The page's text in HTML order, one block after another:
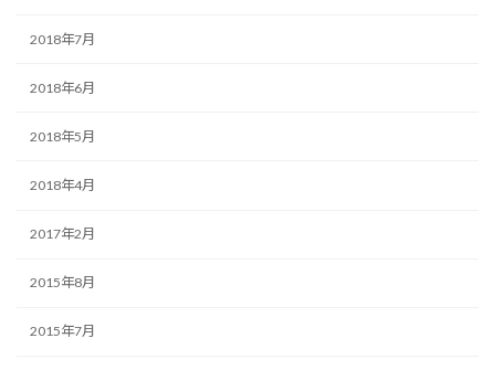
2018年7月
2018年6月
2018年5月
2018年4月
2017年2月
2015年8月
2015年7月